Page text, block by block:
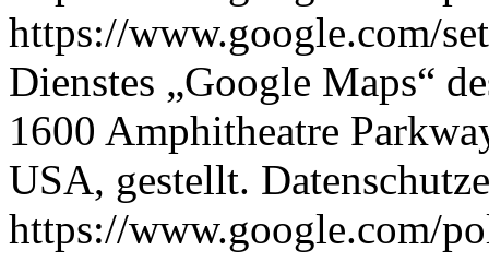
https://www.google.com/
Dienstes „Google Maps“
1600 Amphitheatre
USA, gestellt.
https://www.google.com/